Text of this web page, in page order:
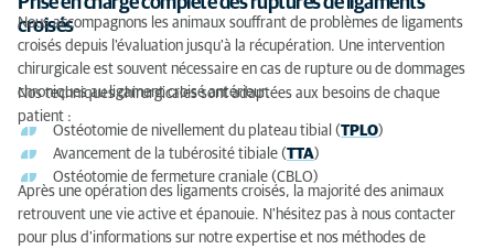
croisés
Nous accompagnons les animaux souffrant de problèmes de ligaments
croisés depuis l'évaluation jusqu'à la récupération. Une intervention
chirurgicale est souvent nécessaire en cas de rupture ou de dommages
chroniques au ligament croisé antérieur.
Nos techniques chirurgicales sont adaptées aux besoins de chaque
patient :
Ostéotomie de nivellement du plateau tibial (TPLO)
Avancement de la tubérosité tibiale (TTA)
Ostéotomie de fermeture craniale (CBLO)
Après une opération des ligaments croisés, la majorité des animaux
retrouvent une vie active et épanouie. N'hésitez pas à nous contacter
pour plus d'informations sur notre expertise et nos méthodes de